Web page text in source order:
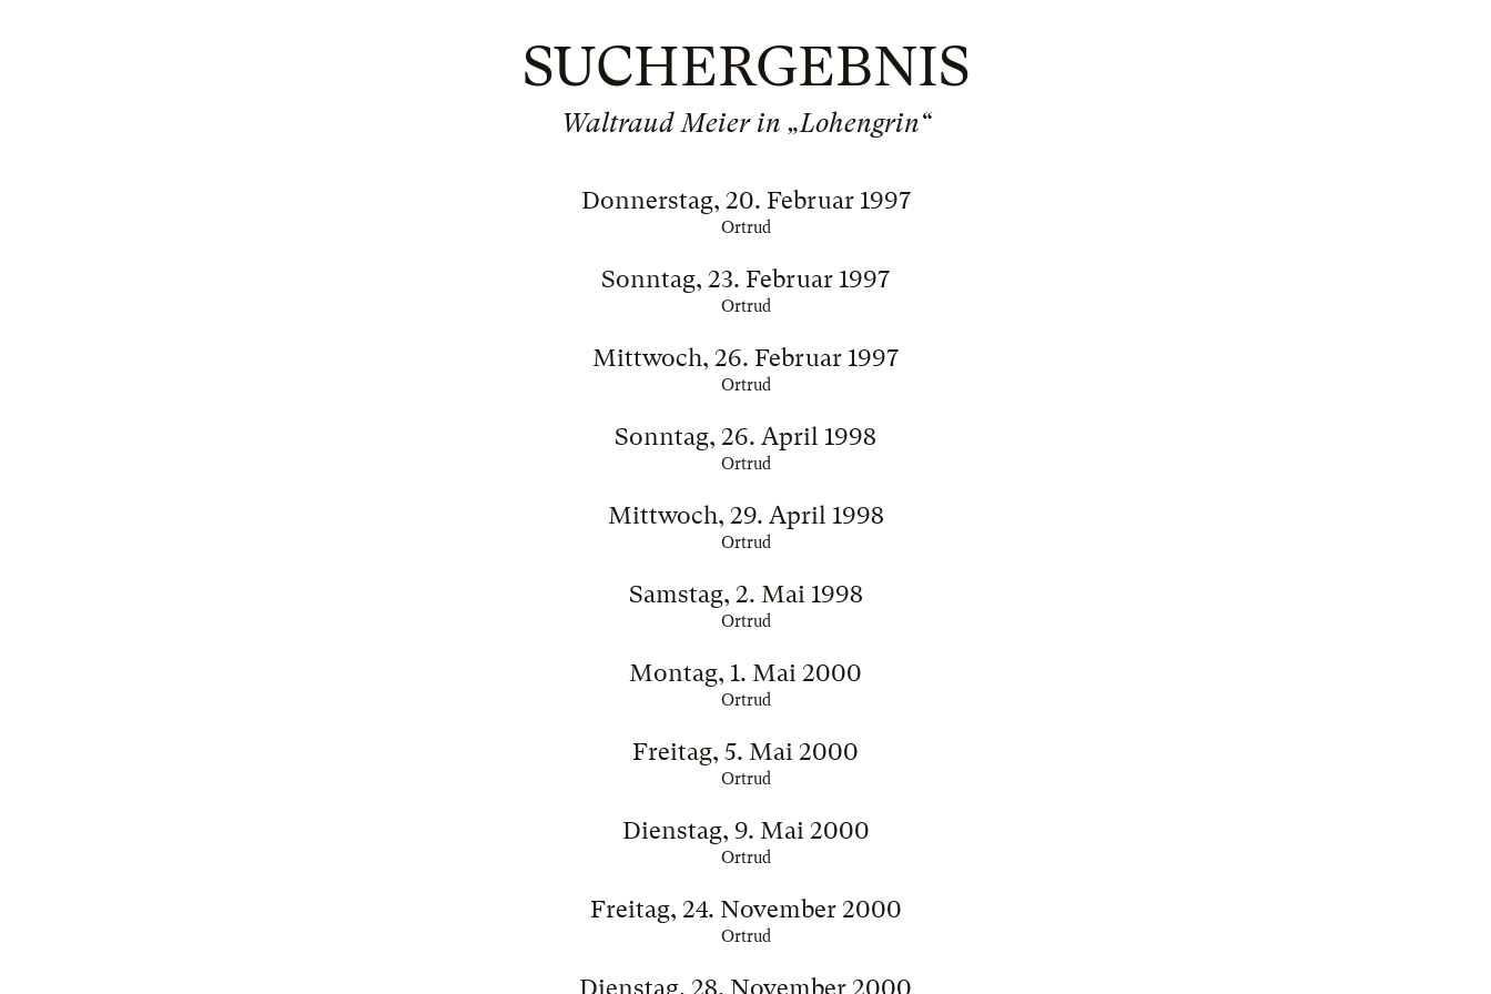
SUCHERGEBNIS
Waltraud Meier in „Lohengrin“
Donnerstag, 20. Februar 1997
Ortrud
Sonntag, 23. Februar 1997
Ortrud
Mittwoch, 26. Februar 1997
Ortrud
Sonntag, 26. April 1998
Ortrud
Mittwoch, 29. April 1998
Ortrud
Samstag, 2. Mai 1998
Ortrud
Montag, 1. Mai 2000
Ortrud
Freitag, 5. Mai 2000
Ortrud
Dienstag, 9. Mai 2000
Ortrud
Freitag, 24. November 2000
Ortrud
Dienstag, 28. November 2000